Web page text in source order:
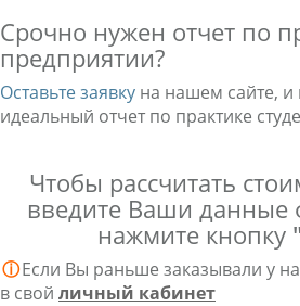
Срочно нужен отчет по
предприятии?
Оставьте заявку на нашем сайте,
идеальный отчет по практике
Чтобы рассчитать
введите Ваши данные
нажмите кнопку
ⓘЕсли Вы раньше заказывали у
в свой личный кабинет